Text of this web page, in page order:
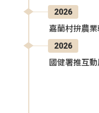
2026
嘉蘭村拚農
2026
國健署推互